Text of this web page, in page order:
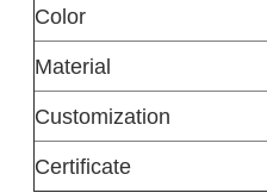
Color
Material
Customization
Certificate